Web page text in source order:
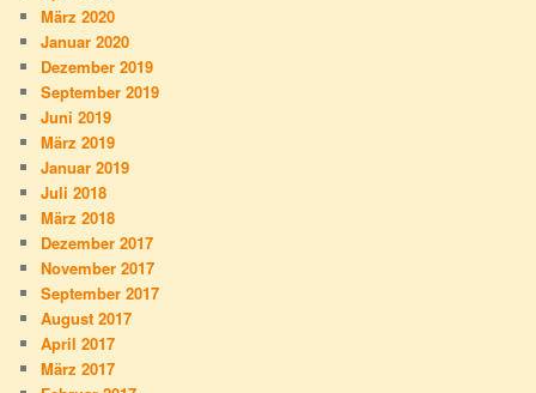
März 2020
Januar 2020
Dezember 2019
September 2019
Juni 2019
März 2019
Januar 2019
Juli 2018
März 2018
Dezember 2017
November 2017
September 2017
August 2017
April 2017
März 2017